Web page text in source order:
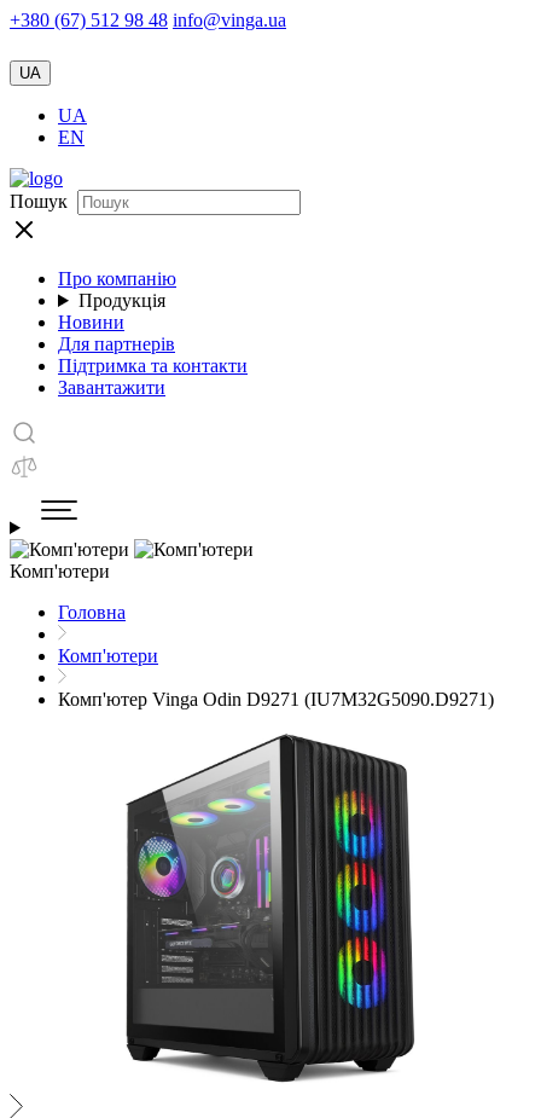
+380 (67) 512 98 48 info@vinga.ua
UA
UA
EN
Пошук
Про компанію
Продукція
Новини
Для партнерів
Підтримка та контакти
Завантажити
Комп'ютери
Головна
Комп'ютери
Комп'ютер Vinga Odin D9271 (IU7M32G5090.D9271)